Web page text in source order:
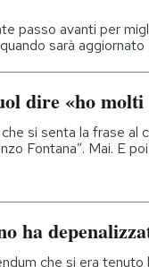
passo avanti per
sarà
dire «ho molti
si senta la frase al
Fontana”. Mai. E
ha
che si era